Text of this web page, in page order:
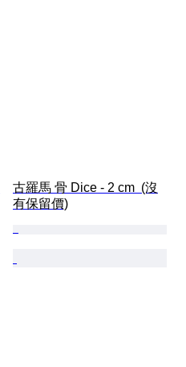
古羅馬 骨 Dice - 2 cm  (沒
有保留價)